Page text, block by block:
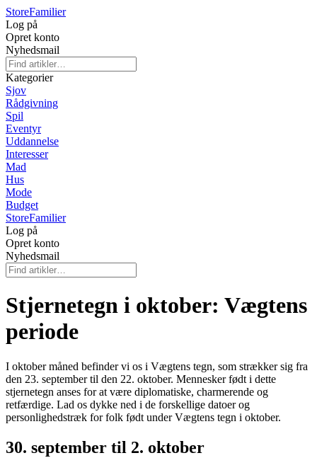
StoreFamilier
Log på
Opret konto
Nyhedsmail
Kategorier
Sjov
Rådgivning
Spil
Eventyr
Uddannelse
Interesser
Mad
Hus
Mode
Budget
StoreFamilier
Log på
Opret konto
Nyhedsmail
Stjernetegn i oktober: Vægtens
periode
I oktober måned befinder vi os i Vægtens tegn, som strækker sig fra
den 23. september til den 22. oktober. Mennesker født i dette
stjernetegn anses for at være diplomatiske, charmerende og
retfærdige. Lad os dykke ned i de forskellige datoer og
personlighedstræk for folk født under Vægtens tegn i oktober.
30. september til 2. oktober